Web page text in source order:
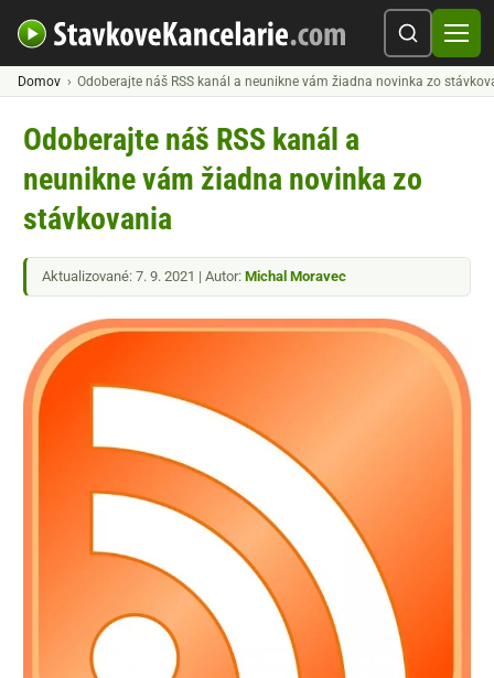
Domov Odoberajte náš RSS kanál a neunikne vám žiadna novinka zo
Odoberajte náš RSS kanál a
neunikne vám žiadna novinka zo
stávkovania
Aktualizované: 7. 9. 2021 | Autor: Michal Moravec